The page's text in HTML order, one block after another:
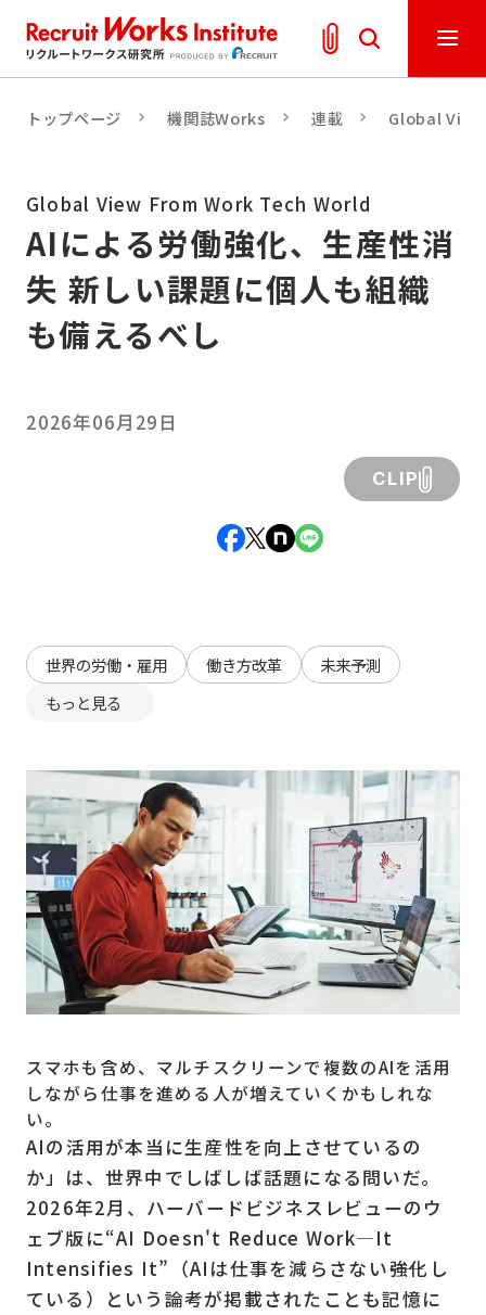
トップページ 機関誌Works 連載 Global
Global View From Work Tech World
AIによる労働強化、生産性消
失 新しい課題に個人も組織
も備えるべし
2026年06月29日
CLIP
世界の労働・雇用 働き方改革
未来予測
もっと見る
スマホも含め、マルチスクリーンで複数のAIを活用
しながら仕事を進める人が増えていくかもしれな
い。
AIの活用が本当に生産性を向上させているの
か」は、世界中でしばしば話題になる問いだ。
2026年2月、ハーバードビジネスレビューのウ
ェブ版に“AI Doesn't Reduce Work—It
Intensifies It”（AIは仕事を減らさない――強化し
ている）という論考が掲載されたことも記憶に